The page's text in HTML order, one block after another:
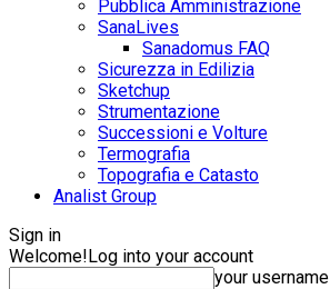
Pubblica Amministrazione
SanaLives
Sanadomus FAQ
Sicurezza in Edilizia
Sketchup
Strumentazione
Successioni e Volture
Termografia
Topografia e Catasto
Analist Group
Sign in
Welcome!Log into your account
your username